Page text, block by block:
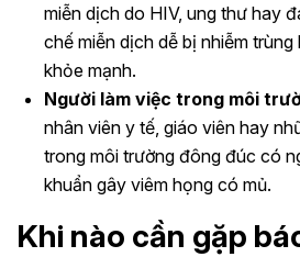
miễn dịch do HIV, ung thư hay
chế miễn dịch dễ bị nhiễm
khỏe mạnh.
Người làm việc trong môi
nhân viên y tế, giáo viên hay
trong môi trường đông đúc có
khuẩn gây viêm họng có mủ.
Khi nào cần gặp